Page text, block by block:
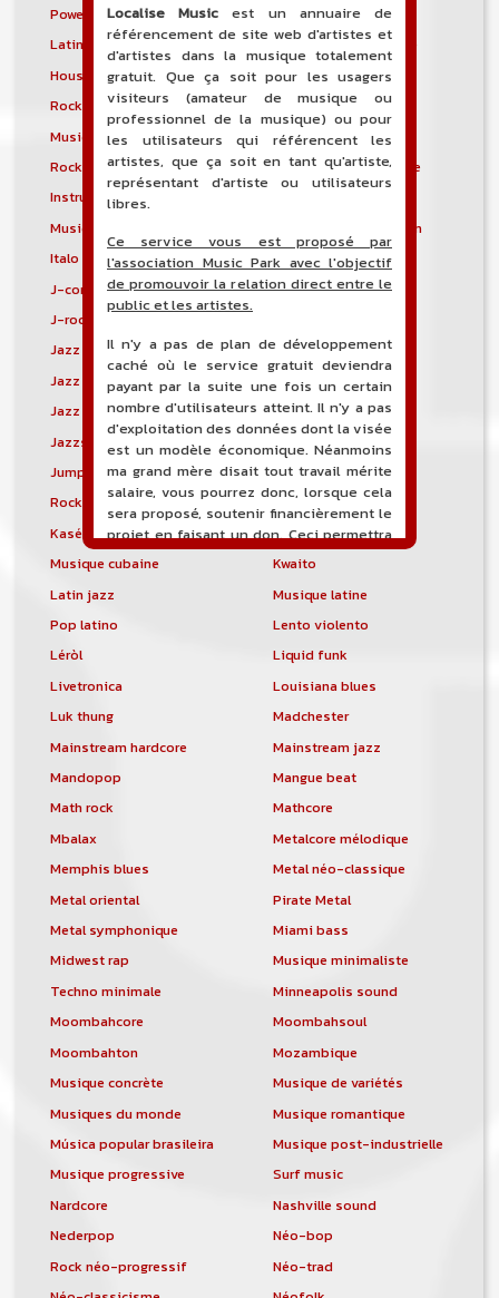
Power noise
Heavenly voices
Latin metal
Musique hindoustanie
House progressive
Tropical house
Rock indépendant
Indietronica
Musique industrielle
Metal industriel
Rock industriel
Musique instrumentale
Instrumental
Musique irlandaise
Rock progressif italien
Italo Disco
Italo house
J-core
J-pop
J-rock
Jazz blues
Jazz modal
Jazz Nouvelle-Orléans
Jazz punk
Jazz vocal
Jazz-funk
Jazzstep
Jersey club
Jump blues
Jump-up
Rock canadien
Kansas City blues
Kasékò
Kizomba
Musique cubaine
Kwaito
Latin jazz
Musique latine
Pop latino
Lento violento
Léròl
Liquid funk
Livetronica
Louisiana blues
Luk thung
Madchester
Mainstream hardcore
Mainstream jazz
Mandopop
Mangue beat
Math rock
Mathcore
Mbalax
Metalcore mélodique
Memphis blues
Metal néo-classique
Metal oriental
Pirate Metal
Metal symphonique
Miami bass
Midwest rap
Musique minimaliste
Techno minimale
Minneapolis sound
Moombahcore
Moombahsoul
Moombahton
Mozambique
Musique concrète
Musique de variétés
Musiques du monde
Musique romantique
Música popular brasileira
Musique post-industrielle
Musique progressive
Surf music
Nardcore
Nashville sound
Nederpop
Néo-bop
Rock néo-progressif
Néo-trad
Localise Music est un annuaire de
référencement de site web d'artistes et
d'artistes dans la musique totalement
gratuit. Que ça soit pour les usagers
visiteurs (amateur de musique ou
professionnel de la musique) ou pour
les utilisateurs qui référencent les
artistes, que ça soit en tant qu'artiste,
représentant d'artiste ou utilisateurs
libres.
Ce service vous est proposé par
l'association Music Park avec l'objectif
de promouvoir la relation direct entre le
public et les artistes.
Il n'y a pas de plan de développement
caché où le service gratuit deviendra
payant par la suite une fois un certain
nombre d'utilisateurs atteint. Il n'y a pas
d'exploitation des données dont la visée
est un modèle économique. Néanmoins
ma grand mère disait tout travail mérite
salaire, vous pourrez donc, lorsque cela
sera proposé, soutenir financièrement le
projet en faisant un don. Ceci permettra
de financer l'hébergement, le nom de
de développement du site, et peut-être
une campagne de communication. Il va
comptabilité sera totalement publique
visible directement sur le site.
Un nouveau service de petites annonces
pour musicien vous est proposé sur le
site. Ce service permet, lorsque vous
êtes musiciens ou un groupe, un
orchestre, DJ, etc... de chercher un/des